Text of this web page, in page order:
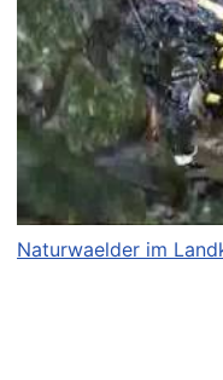
Naturwaelder im